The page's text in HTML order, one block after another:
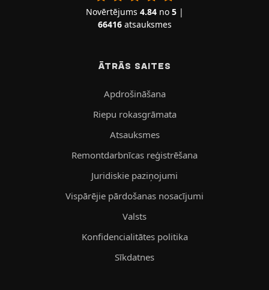
Novērtējums 4.84no 5|
66416atsauksmes
ĀTRĀS SAITES
Apdrošināšana
Riepu rokasgrāmata
Atsauksmes
Remontdarbnīcas reģistrēšana
Juridiskie paziņojumi
Vispārējie pārdošanas nosacījumi
Valsts
Konfidencialitātes politika
Sīkdatnes